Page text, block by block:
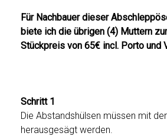
Für Nachbauer dieser
biete ich die übrigen (4) Muttern
Stückpreis von 65€ incl. Porto und
Schritt 1
Die Abstandshülsen müssen mit
herausgesägt werden.